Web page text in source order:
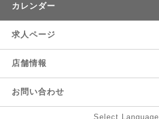
カレンダー
求人ページ
店舗情報
お問い合わせ
Select Language